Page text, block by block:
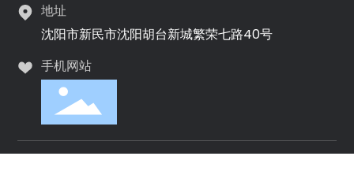
地址
沈阳市新民市沈阳胡台新城繁荣七路40号
手机网站